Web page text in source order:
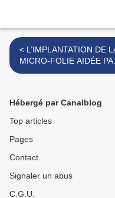
< L’IMPLANTATION DE LA
MICRO-FOLIE AIDÉE PAR
L’ÉTAT ET LA RÉGION.
Hébergé par Canalblog
Top articles
Pages
Contact
Signaler un abus
C.G.U.